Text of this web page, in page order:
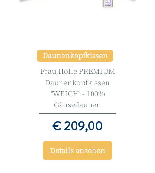
Daunenkopfkissen
Frau Holle PREMIUM
Daunenkopfkissen
''WEICH'' - 100%
Gänsedaunen
Preis
€ 209,00
Details ansehen